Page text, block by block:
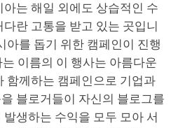
는 해일 외에도 상습적인 수
란 고통을 받고 있는 곳입니
아를 돕기 위한 캠페인이 진행
이름의 이 행사는 아름다운
함께하는 캠페인으로 기업과
블로거들이 자신의 블로그를
생하는 수익을 모두 모아 서